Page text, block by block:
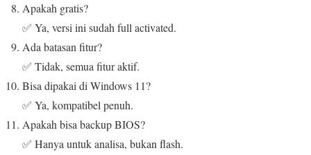
Apakah gratis?
✅ Ya, versi ini sudah full activated.
Ada batasan fitur?
✅ Tidak, semua fitur aktif.
Bisa dipakai di Windows 11?
✅ Ya, kompatibel penuh.
Apakah bisa backup BIOS?
✅ Hanya untuk analisa, bukan flash.